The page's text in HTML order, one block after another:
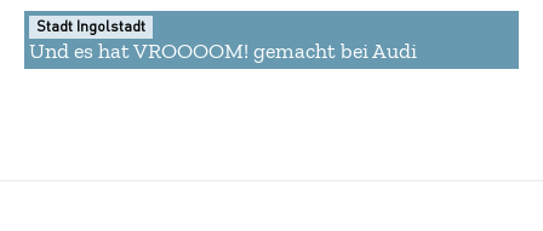
Stadt Ingolstadt
Und es hat VROOOOM! gemacht bei Audi